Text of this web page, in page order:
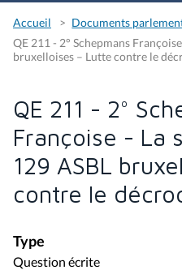
Accueil
Documents
QE 211 - 2° Schepmans
bruxelloises – Lutte contre le
QE 211 - 2°
Françoise - La
129 ASBL
contre le
Type
Question écrite